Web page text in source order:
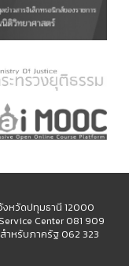
งหวัดปทุมธานี 12000
Center 081 909
ำหรับภาครัฐ 062 323